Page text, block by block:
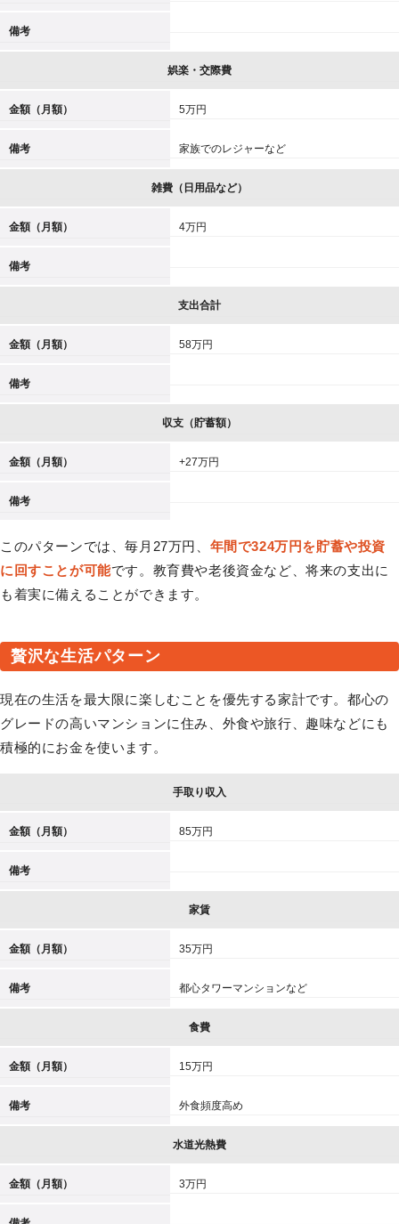
備考
娯楽・交際費
金額（月額） 5万円
備考 家族でのレジャーなど
雑費（日用品など）
金額（月額） 4万円
備考
支出合計
金額（月額） 58万円
備考
収支（貯蓄額）
金額（月額） +27万円
備考
このパターンでは、毎月27万円、 年間で324万円を貯蓄や投資
に回すことが可能です。教育費や老後資金など、将来の支出に
も着実に備えることができます。
贅沢な生活パターン
現在の生活を最大限に楽しむことを優先する家計です。都心の
グレードの高いマンションに住み、外食や旅行、趣味などにも
積極的にお金を使います。
手取り収入
金額（月額） 85万円
備考
家賃
金額（月額） 35万円
備考 都心タワーマンションなど
食費
金額（月額） 15万円
備考 外食頻度高め
水道光熱費
金額（月額） 3万円